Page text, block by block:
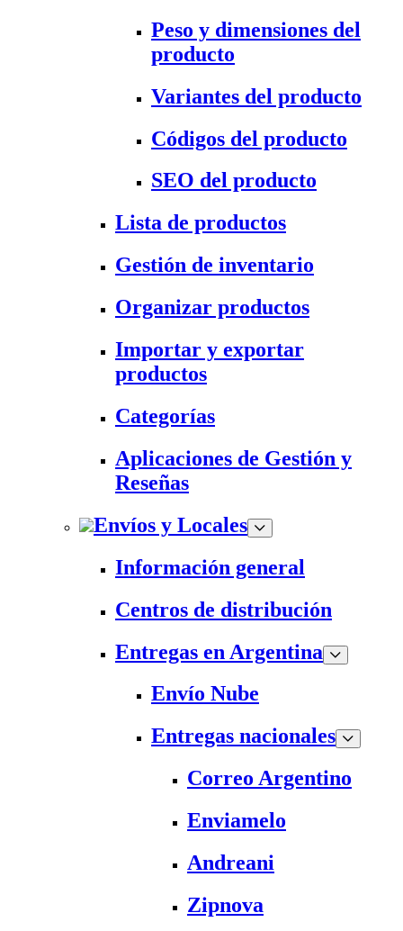
Peso y dimensiones del
producto
Variantes del producto
Códigos del producto
SEO del producto
Lista de productos
Gestión de inventario
Organizar productos
Importar y exportar
productos
Categorías
Aplicaciones de Gestión y
Reseñas
Envíos y Locales
Información general
Centros de distribución
Entregas en Argentina
Envío Nube
Entregas nacionales
Correo Argentino
Enviamelo
Andreani
Zipnova